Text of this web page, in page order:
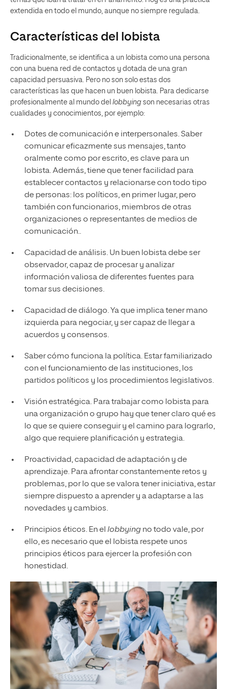
extendida en todo el mundo, aunque no siempre regulada.
Características del lobista
Tradicionalmente, se identifica a un lobista como una persona
con una buena red de contactos y dotada de una gran
capacidad persuasiva. Pero no son solo estas dos
características las que hacen un buen lobista. Para dedicarse
profesionalmente al mundo del lobbying son necesarias otras
cualidades y conocimientos, por ejemplo:
Dotes de comunicación e interpersonales. Saber
comunicar eficazmente sus mensajes, tanto
oralmente como por escrito, es clave para un
lobista. Además, tiene que tener facilidad para
establecer contactos y relacionarse con todo tipo
de personas: los políticos, en primer lugar, pero
también con funcionarios, miembros de otras
organizaciones o representantes de medios de
comunicación..
Capacidad de análisis. Un buen lobista debe ser
observador, capaz de procesar y analizar
información valiosa de diferentes fuentes para
tomar sus decisiones.
Capacidad de diálogo. Ya que implica tener mano
izquierda para negociar, y ser capaz de llegar a
acuerdos y consensos.
Saber cómo funciona la política. Estar familiarizado
con el funcionamiento de las instituciones, los
partidos políticos y los procedimientos legislativos.
Visión estratégica. Para trabajar como lobista para
una organización o grupo hay que tener claro qué es
lo que se quiere conseguir y el camino para lograrlo,
algo que requiere planificación y estrategia.
Proactividad, capacidad de adaptación y de
aprendizaje. Para afrontar constantemente retos y
problemas, por lo que se valora tener iniciativa, estar
siempre dispuesto a aprender y a adaptarse a las
novedades y cambios.
Principios éticos. En el lobbying no todo vale, por
ello, es necesario que el lobista respete unos
principios éticos para ejercer la profesión con
honestidad.